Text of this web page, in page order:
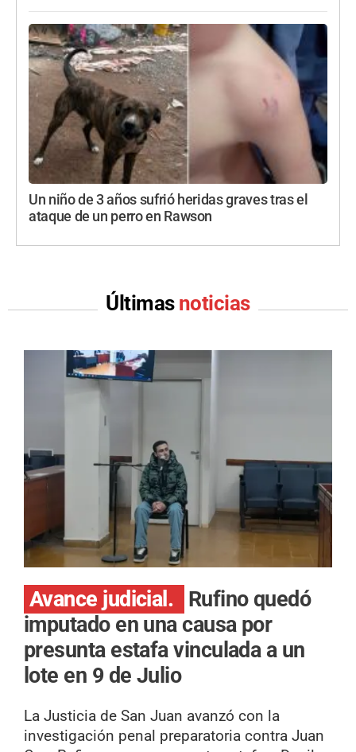
Un niño de 3 años sufrió heridas graves tras el
ataque de un perro en Rawson
Últimas noticias
Avance judicial.
Rufino quedó
imputado en una causa por
presunta estafa vinculada a un
lote en 9 de Julio
La Justicia de San Juan avanzó con la
investigación penal preparatoria contra Juan